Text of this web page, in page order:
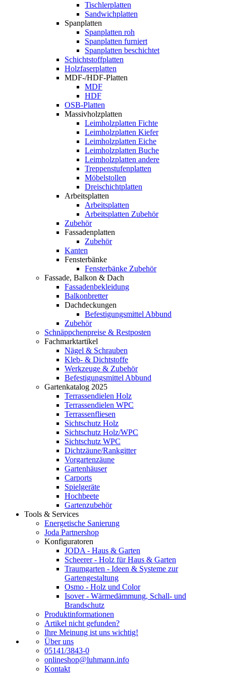
Tischlerplatten
Sandwichplatten
Spanplatten
Spanplatten roh
Spanplatten furniert
Spanplatten beschichtet
Schichtstoffplatten
Holzfaserplatten
MDF-/HDF-Platten
MDF
HDF
OSB-Platten
Massivholzplatten
Leimholzplatten Fichte
Leimholzplatten Kiefer
Leimholzplatten Eiche
Leimholzplatten Buche
Leimholzplatten andere
Treppenstufenplatten
Möbelstollen
Dreischichtplatten
Arbeitsplatten
Arbeitsplatten
Arbeitsplatten Zubehör
Zubehör
Fassadenplatten
Zubehör
Kanten
Fensterbänke
Fensterbänke Zubehör
Fassade, Balkon & Dach
Fassadenbekleidung
Balkonbretter
Dachdeckungen
Befestigungsmittel Abbund
Zubehör
Schnäppchenpreise & Restposten
Fachmarktartikel
Nägel & Schrauben
Kleb- & Dichtstoffe
Werkzeuge & Zubehör
Befestigungsmittel Abbund
Gartenkatalog 2025
Terrassendielen Holz
Terrassendielen WPC
Terrassenfliesen
Sichtschutz Holz
Sichtschutz Holz/WPC
Sichtschutz WPC
Dichtzäune/Rankgitter
Vorgartenzäune
Gartenhäuser
Carports
Spielgeräte
Hochbeete
Gartenzubehör
Tools & Services
Energetische Sanierung
Joda Partnershop
Konfiguratoren
JODA - Haus & Garten
Scheerer - Holz für Haus & Garten
Traumgarten - Ideen & Systeme zur
Gartengestaltung
Osmo - Holz und Color
Isover - Wärmedämmung, Schall- und
Brandschutz
Produktinformationen
Artikel nicht gefunden?
Ihre Meinung ist uns wichtig!
Über uns
05141/3843-0
onlineshop@luhmann.info
Kontakt